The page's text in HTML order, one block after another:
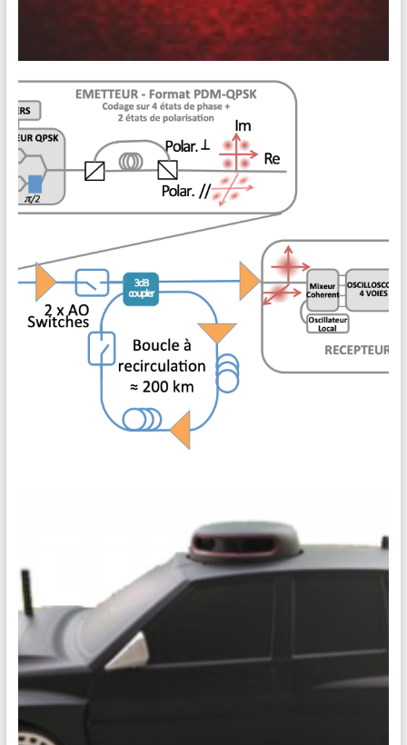
[19-20] PIMS 05 • Voir à travers le
brouillard
Imagerie à travers des milieux diffusants. Description Ce
projet a pour objectif de concevoir une expérience
d’imagerie à travers des milieux diffusants. Un groupe
d’élèves a initié cette problématique l’année dernière, leur
poster ci-dessous présente le principe de l’expérience qui
collaboration avec Nokia Bell Labs. Il a été lauréat d’un appel
à projet de l’Université Paris-Saclay. Encadrement Nicolas
Dubreuil, professeur